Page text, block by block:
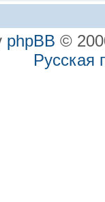
phpBB ©
Русская